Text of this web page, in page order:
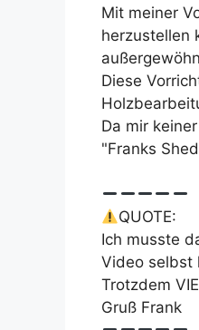
Mit meiner
herzustellen
Diese
Da mir
"Franks
QUOTE:
Ich musste
Video selbst
Trotzdem
Gruß Frank